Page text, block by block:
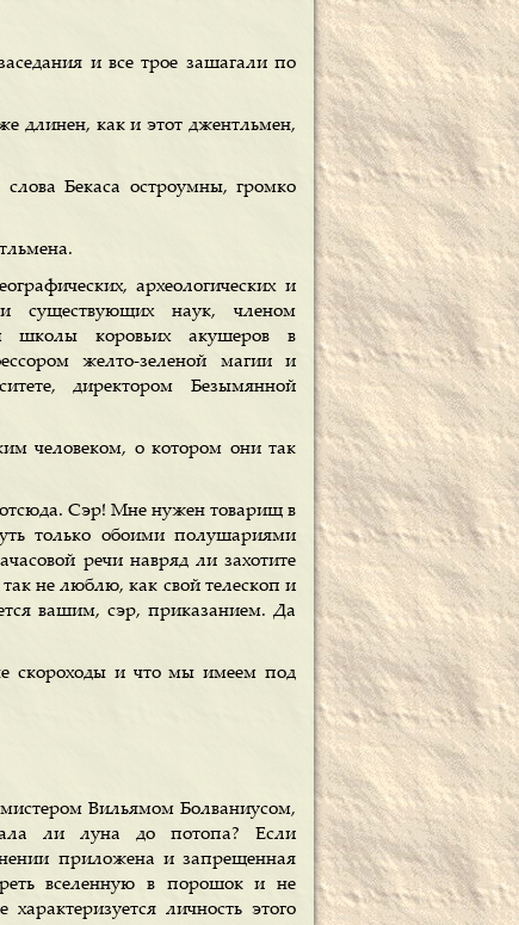
и все трое зашагали по
длинен, как и этот джентльмен,
Бекаса остроумны, громко
археологических и
и существующих наук, членом
школы коровьих акушеров в
желто-зеленой магии и
директором Безымянной
человеком, о котором они так
Сэр! Мне нужен товарищ в
только обоими полушариями
речи навряд ли захотите
не люблю, как свой телескоп и
вашим, сэр, приказанием. Да
скороходы и что мы имеем под
Вильямом Болваниусом,
ли луна до потопа? Если
приложена и запрещенная
вселенную в порошок и не
личность этого